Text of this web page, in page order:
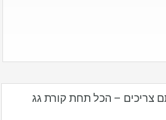
צריכים – הכל תחת קורת גג